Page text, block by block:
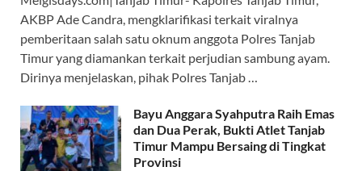
e
b
o
o
k
at
s
A
p
p
e
gr
a
m
itt
er
e
a
ds
AKBP Ade Candra, mengklarifikasi terkait viralnya
pemberitaan salah satu oknum anggota Polres Tanjab
Timur yang diamankan terkait perjudian sambung ayam.
Dirinya menjelaskan, pihak Polres Tanjab …
Bayu Anggara Syahputra Raih Emas
dan Dua Perak, Bukti Atlet Tanjab
Timur Mampu Bersaing di Tingkat
Provinsi